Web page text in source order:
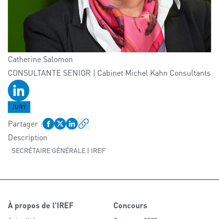
Catherine Salomon
CONSULTANTE SENIOR | Cabinet Michel Kahn Consultants
Profil LinkedIn
JURY
Partager :
Description
SECRÉTAIRE GÉNÉRALE | IREF
À propos de l'IREF Concours